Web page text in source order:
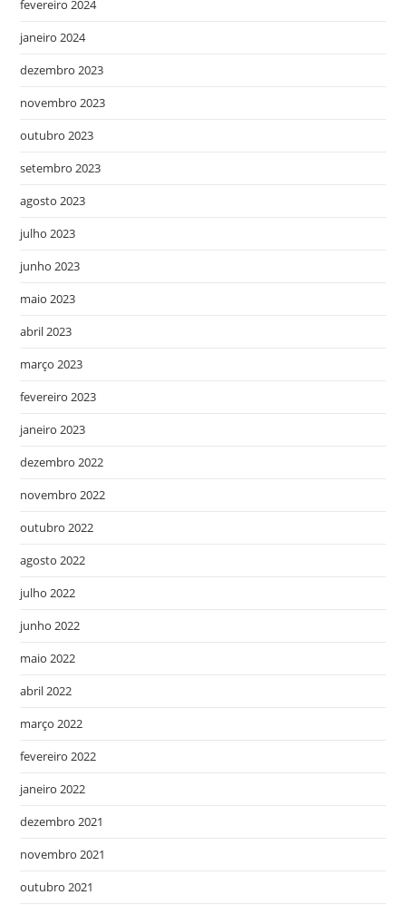
fevereiro 2024
janeiro 2024
dezembro 2023
novembro 2023
outubro 2023
setembro 2023
agosto 2023
julho 2023
junho 2023
maio 2023
abril 2023
março 2023
fevereiro 2023
janeiro 2023
dezembro 2022
novembro 2022
outubro 2022
agosto 2022
julho 2022
junho 2022
maio 2022
abril 2022
março 2022
fevereiro 2022
janeiro 2022
dezembro 2021
novembro 2021
outubro 2021